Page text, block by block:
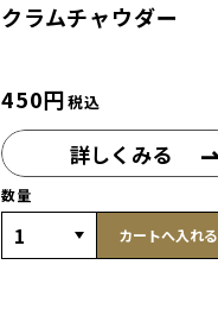
クラムチャウダー
450円税込
詳しくみる
数量
カートへ入れる